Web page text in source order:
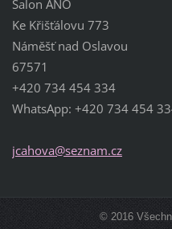
Salon ANO
Ke Křišťálovu 773
Náměšť nad Oslavou
67571
+420 734 454 334
WhatsApp: +420 734 454
jcahova@seznam.cz
© 2016